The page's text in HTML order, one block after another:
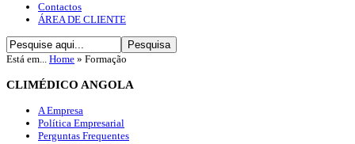
Contactos
ÁREA DE CLIENTE
Está em... Home » Formação
CLIMÉDICO ANGOLA
A Empresa
Política Empresarial
Perguntas Frequentes